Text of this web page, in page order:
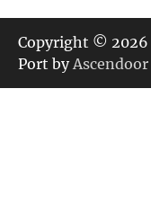
ゴ
リ
ー
Copyright © 2026
Port by Ascendoor